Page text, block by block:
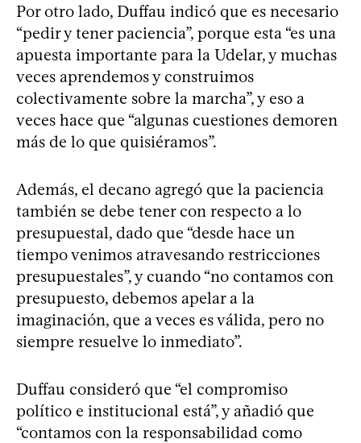
Por otro lado, Duffau indicó que es necesario
“pedir y tener paciencia”, porque esta “es una
apuesta importante para la Udelar, y muchas
veces aprendemos y construimos
colectivamente sobre la marcha”, y eso a
veces hace que “algunas cuestiones demoren
más de lo que quisiéramos”.
Además, el decano agregó que la paciencia
también se debe tener con respecto a lo
presupuestal, dado que “desde hace un
tiempo venimos atravesando restricciones
presupuestales”, y cuando “no contamos con
presupuesto, debemos apelar a la
imaginación, que a veces es válida, pero no
siempre resuelve lo inmediato”.
Duffau consideró que “el compromiso
político e institucional está”, y añadió que
“contamos con la responsabilidad como